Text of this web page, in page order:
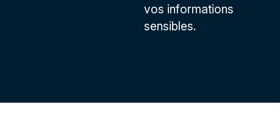
vos informations
sensibles.